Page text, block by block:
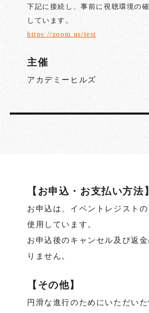
下記に接続し、事前に視聴環境の
しています。
https://zoom.us/test
主催
アカデミーヒルズ
【お申込・お支払い方法】
お申込は、イベントレジスト
使用しています。
お申込後のキャンセル及び返
りません。
【その他】
円滑な進行のためにいただい